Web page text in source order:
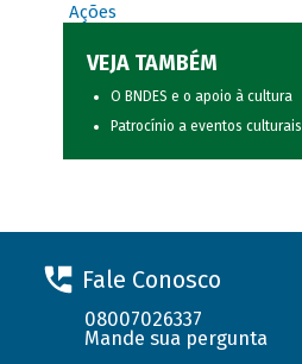
Ações
VEJA TAMBÉM
O BNDES e o apoio à cultura
Patrocínio a eventos culturais
Fale Conosco
08007026337
Mande sua pergunta